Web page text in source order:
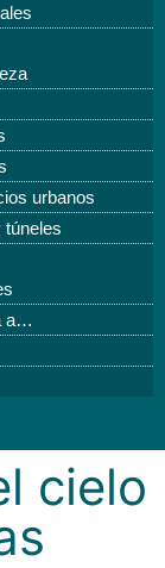
urbanos
a…
cielo